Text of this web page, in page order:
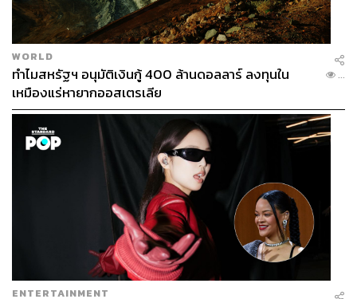
WORLD
ทำไมสหรัฐฯ อนุมัติเงินกู้ 400 ล้านดอลลาร์ ลงทุนใน
เหมืองแร่หายากออสเตรเลีย
...
ENTERTAINMENT